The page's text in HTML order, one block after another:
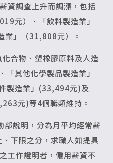
資調查上升而調漲，包括
元）、「飲料製造業」
業」（31,808元）。
合物、塑橡膠原料及人造
其他化學製品製造業」
製造業」(33,494元)及
元)等4個職類維持。
部說明，分為月平均經常薪
下限之分，求職人如提具
工作證明者，僱用薪資不